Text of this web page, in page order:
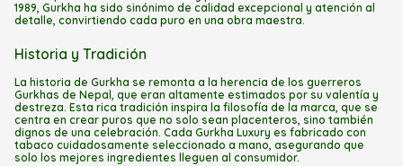
1989, Gurkha ha sido sinónimo de calidad excepcional y atención al
detalle, convirtiendo cada puro en una obra maestra.
Historia y Tradición
La historia de Gurkha se remonta a la herencia de los guerreros
Gurkhas de Nepal, que eran altamente estimados por su valentía y
destreza. Esta rica tradición inspira la filosofía de la marca, que se
centra en crear puros que no solo sean placenteros, sino también
dignos de una celebración. Cada Gurkha Luxury es fabricado con
tabaco cuidadosamente seleccionado a mano, asegurando que
solo los mejores ingredientes lleguen al consumidor.